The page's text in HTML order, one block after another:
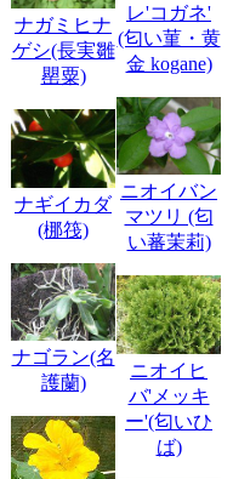
ナガミヒナ
ゲシ(長実雛
罌粟)
ナギイカダ
(梛筏)
ナゴラン(名
護蘭)
レ'コガネ'
(匂い菫・黄
金 kogane)
ニオイバン
マツリ (匂
い蕃茉莉)
ニオイヒ
バ'メッキ
ー'(匂いひ
ば)